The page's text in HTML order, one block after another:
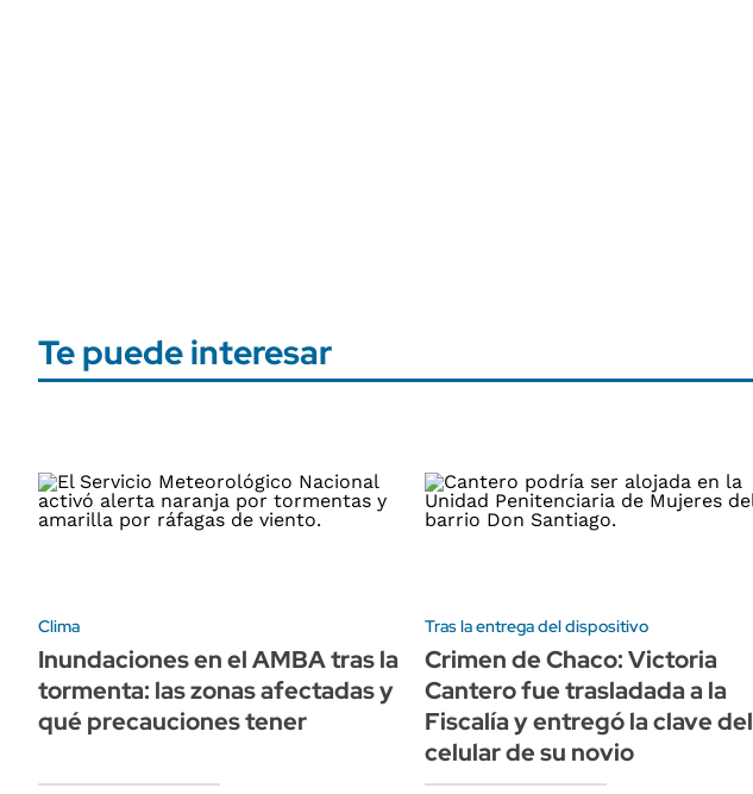
Te puede interesar
Clima
Inundaciones en el AMBA tras la
tormenta: las zonas afectadas y
qué precauciones tener
Tras la entrega del dispositivo
Crimen de Chaco: Victoria
Cantero fue trasladada a la
Fiscalía y entregó la clave del
celular de su novio